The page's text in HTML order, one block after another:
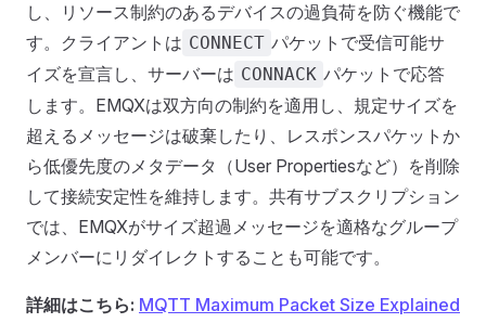
し、リソース制約のあるデバイスの過負荷を防ぐ機能で
す。クライアントは CONNECT パケットで受信可能サ
イズを宣言し、サーバーは CONNACK パケットで応答
します。EMQXは双方向の制約を適用し、規定サイズを
超えるメッセージは破棄したり、レスポンスパケットか
ら低優先度のメタデータ（User Propertiesなど）を削除
して接続安定性を維持します。共有サブスクリプション
では、EMQXがサイズ超過メッセージを適格なグループ
メンバーにリダイレクトすることも可能です。
詳細はこちら: MQTT Maximum Packet Size Explained